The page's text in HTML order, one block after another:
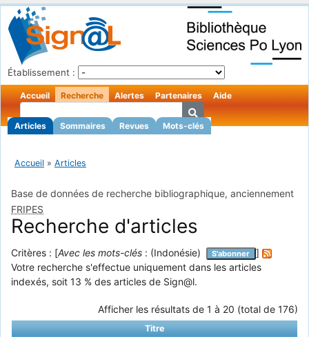
Établissement :
Accueil Recherche
Articles Sommaires Revues Mots-clés
Alertes Partenaires Aide
Accueil » Articles
Base de données de recherche bibliographique, anciennement
FRIPES
Recherche d'articles
Critères : [Avec les mots-clés : (Indonésie) S'abonner
]
Votre recherche s'effectue uniquement dans les articles
indexés, soit 13 % des articles de Sign@l.
Afficher les résultats de 1 à 20 (total de 176)
Titre